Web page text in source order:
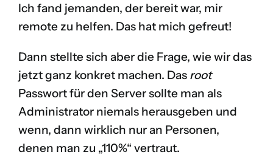
Ich fand jemanden, der bereit war, mir
remote zu helfen. Das hat mich gefreut!
Dann stellte sich aber die Frage, wie wir das
jetzt ganz konkret machen. Das root
Passwort für den Server sollte man als
Administrator niemals herausgeben und
wenn, dann wirklich nur an Personen,
denen man zu „110%“ vertraut.